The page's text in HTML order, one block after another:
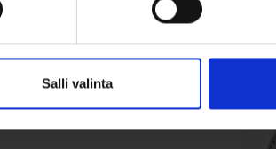
Salli valinta